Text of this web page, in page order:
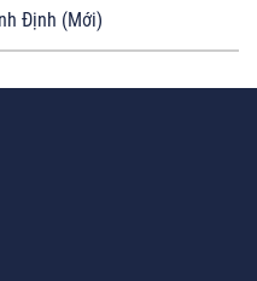
Định (Mới)